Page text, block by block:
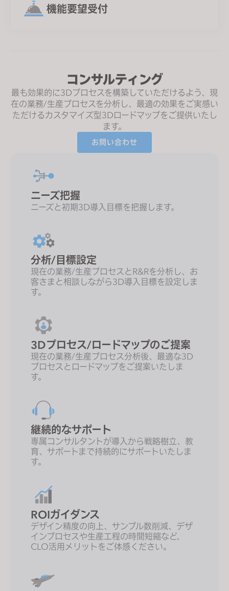
機能要望受付
コンサルティング
最も効果的に3Dプロセスを構築していただけるよう、現
在の業務/生産プロセスを分析し、最適の効果をご実感い
ただけるカスタマイズ型3Dロードマップをご提供いたし
ます。
お問い合わせ
ニーズ把握
ニーズと初期3D導入目標を把握します。
分析/目標設定
現在の業務/生産プロセスとR&Rを分析し、お
客さまと相談しながら3D導入目標を設定しま
す。
3Dプロセス/ロードマップのご提案
現在の業務/生産プロセス分析後、最適な3D
プロセスとロードマップをご提案いたしま
す。
継続的なサポート
専属コンサルタントが導入から戦略樹立、教
育、サポートまで持続的にサポートいたしま
す。
ROIガイダンス
デザイン精度の向上、サンプル数削減、デザ
インプロセスや生産工程の時間短縮など、
CLO活用メリットをご体感ください。